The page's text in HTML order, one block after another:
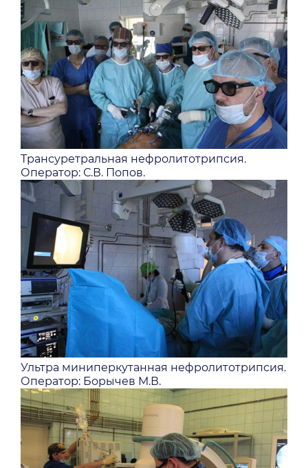
Трансуретральная нефролитотрипсия.
Оператор: С.В. Попов.
Ультра миниперкутанная нефролитотрипсия.
Оператор: Борычев М.В.